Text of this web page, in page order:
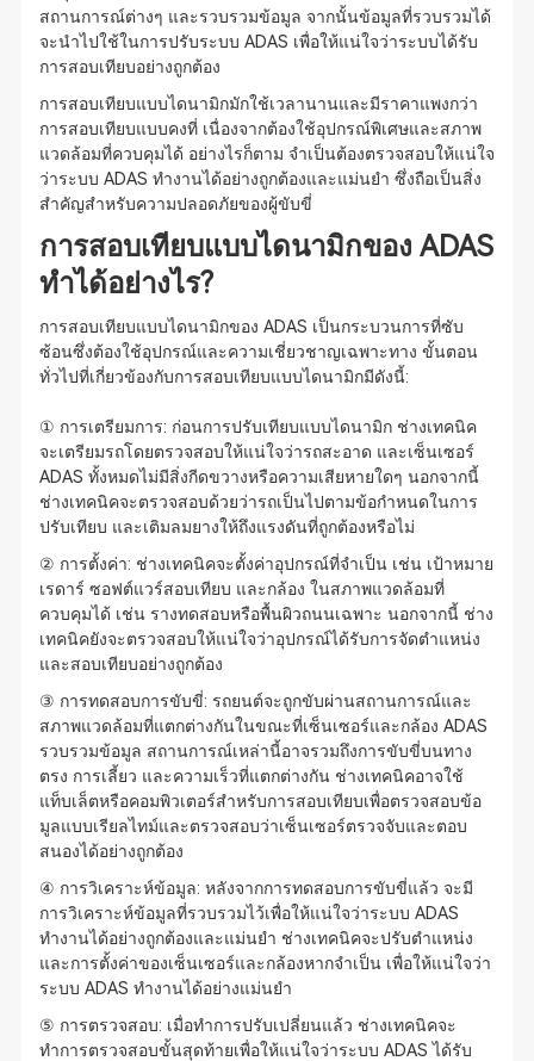
สถานการณ์ต่างๆ และรวบรวมข้อมูล จากนั้นข้อมูลที่รวบรวมได้
จะนำไปใช้ในการปรับระบบ ADAS เพื่อให้แน่ใจว่าระบบได้รับ
การสอบเทียบอย่างถูกต้อง
การสอบเทียบแบบไดนามิกมักใช้เวลานานและมีราคาแพงกว่า
การสอบเทียบแบบคงที่ เนื่องจากต้องใช้อุปกรณ์พิเศษและสภาพ
แวดล้อมที่ควบคุมได้ อย่างไรก็ตาม จำเป็นต้องตรวจสอบให้แน่ใจ
ว่าระบบ ADAS ทำงานได้อย่างถูกต้องและแม่นยำ ซึ่งถือเป็นสิ่ง
สำคัญสำหรับความปลอดภัยของผู้ขับขี่
การสอบเทียบแบบไดนามิกของ ADAS
ทำได้อย่างไร?
การสอบเทียบแบบไดนามิกของ ADAS เป็นกระบวนการที่ซับ
ซ้อนซึ่งต้องใช้อุปกรณ์และความเชี่ยวชาญเฉพาะทาง ขั้นตอน
ทั่วไปที่เกี่ยวข้องกับการสอบเทียบแบบไดนามิกมีดังนี้:
① การเตรียมการ: ก่อนการปรับเทียบแบบไดนามิก ช่างเทคนิค
จะเตรียมรถโดยตรวจสอบให้แน่ใจว่ารถสะอาด และเซ็นเซอร์
ADAS ทั้งหมดไม่มีสิ่งกีดขวางหรือความเสียหายใดๆ นอกจากนี้
ช่างเทคนิคจะตรวจสอบด้วยว่ารถเป็นไปตามข้อกำหนดในการ
ปรับเทียบ และเติมลมยางให้ถึงแรงดันที่ถูกต้องหรือไม่
② การตั้งค่า: ช่างเทคนิคจะตั้งค่าอุปกรณ์ที่จำเป็น เช่น เป้าหมาย
เรดาร์ ซอฟต์แวร์สอบเทียบ และกล้อง ในสภาพแวดล้อมที่
ควบคุมได้ เช่น รางทดสอบหรือพื้นผิวถนนเฉพาะ นอกจากนี้ ช่าง
เทคนิคยังจะตรวจสอบให้แน่ใจว่าอุปกรณ์ได้รับการจัดตำแหน่ง
และสอบเทียบอย่างถูกต้อง
③ การทดสอบการขับขี่: รถยนต์จะถูกขับผ่านสถานการณ์และ
สภาพแวดล้อมที่แตกต่างกันในขณะที่เซ็นเซอร์และกล้อง ADAS
รวบรวมข้อมูล สถานการณ์เหล่านี้อาจรวมถึงการขับขี่บนทาง
ตรง การเลี้ยว และความเร็วที่แตกต่างกัน ช่างเทคนิคอาจใช้
แท็บเล็ตหรือคอมพิวเตอร์สำหรับการสอบเทียบเพื่อตรวจสอบข้อ
มูลแบบเรียลไทม์และตรวจสอบว่าเซ็นเซอร์ตรวจจับและตอบ
สนองได้อย่างถูกต้อง
④ การวิเคราะห์ข้อมูล: หลังจากการทดสอบการขับขี่แล้ว จะมี
การวิเคราะห์ข้อมูลที่รวบรวมไว้เพื่อให้แน่ใจว่าระบบ ADAS
ทำงานได้อย่างถูกต้องและแม่นยำ ช่างเทคนิคจะปรับตำแหน่ง
และการตั้งค่าของเซ็นเซอร์และกล้องหากจำเป็น เพื่อให้แน่ใจว่า
ระบบ ADAS ทำงานได้อย่างแม่นยำ
⑤ การตรวจสอบ: เมื่อทำการปรับเปลี่ยนแล้ว ช่างเทคนิคจะ
ทำการตรวจสอบขั้นสุดท้ายเพื่อให้แน่ใจว่าระบบ ADAS ได้รับ